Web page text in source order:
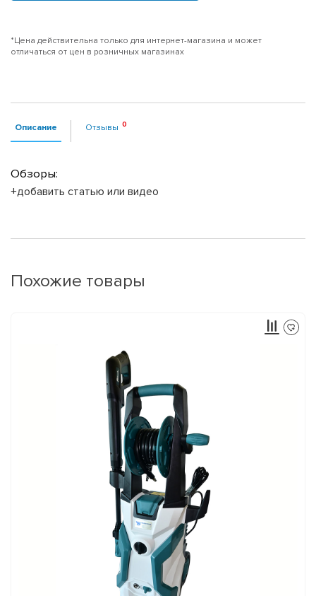
*Цена действительна только для интернет-магазина и может
отличаться от цен в розничных магазинах
Описание Отзывы
Обзоры:
+добавить статью или видео
Похожие товары